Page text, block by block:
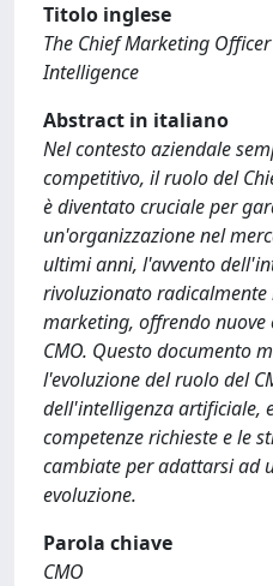
Titolo inglese
The Chief Marketing
Intelligence
Abstract in italiano
Nel contesto aziendale
competitivo, il ruolo del
è diventato cruciale per
un'organizzazione nel
ultimi anni, l'avvento
rivoluzionato
marketing, offrendo
CMO. Questo documento
l'evoluzione del ruolo del
dell'intelligenza artificiale,
competenze richieste e le
cambiate per adattarsi ad
evoluzione.
Parola chiave
CMO